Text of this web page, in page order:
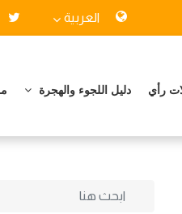
العربية
رأي دليل اللجوء والهجرة